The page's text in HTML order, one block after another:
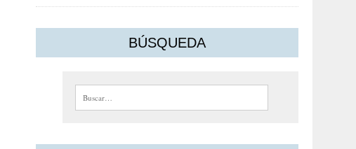
BÚSQUEDA
Buscar: